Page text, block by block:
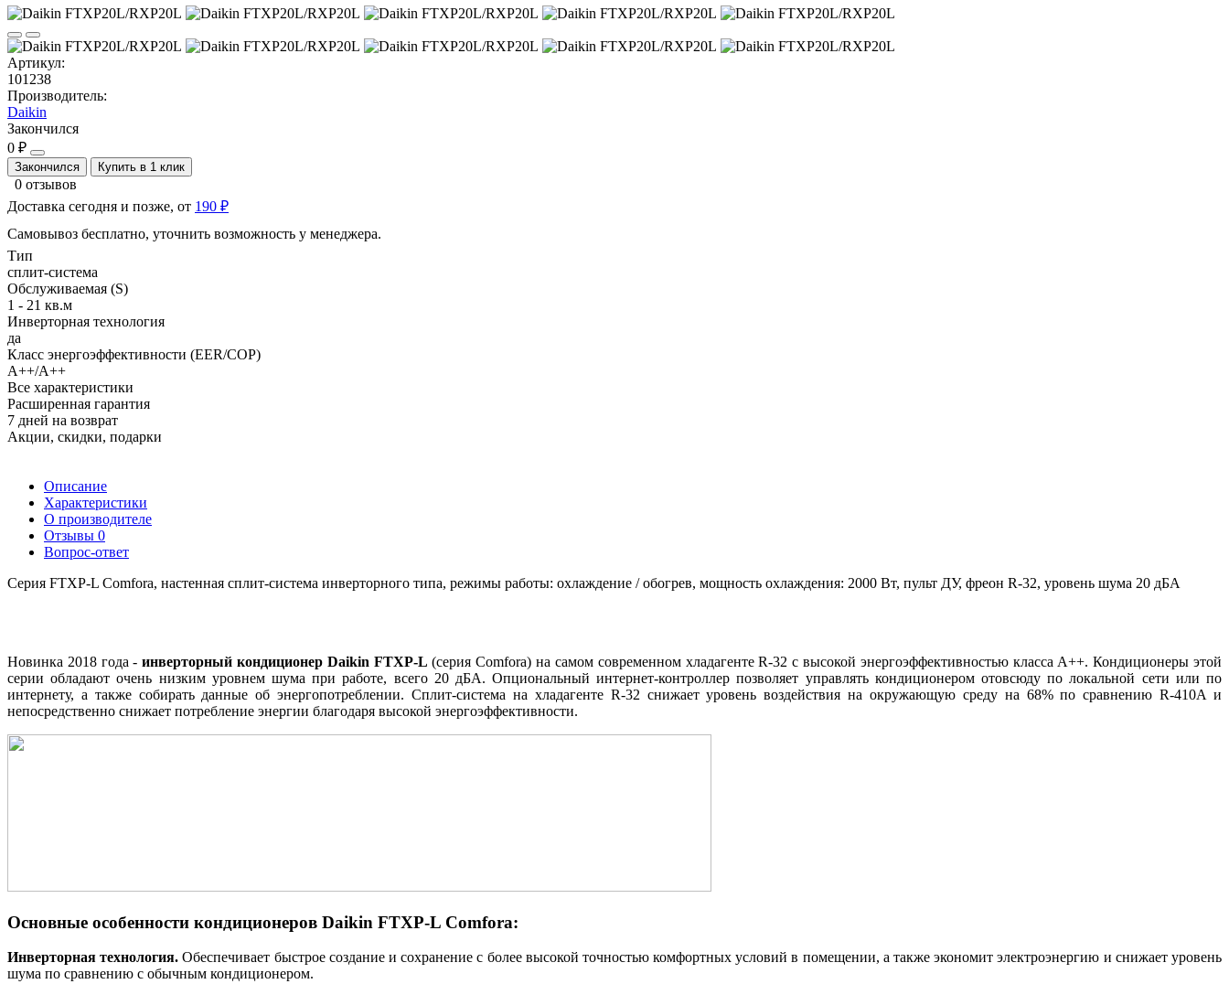
Артикул:
101238
Производитель:
Daikin
Закончился
0 ₽
Закончился Купить в 1 клик
0 отзывов
Доставка сегодня и позже, от 190 ₽
Самовывоз бесплатно, уточнить возможность у менеджера.
Тип
сплит-система
Обслуживаемая (S)
1 - 21 кв.м
Инверторная технология
да
Класс энергоэффективности (EER/COP)
A++/A++
Все характеристики
Расширенная гарантия
7 дней на возврат
Акции, скидки, подарки
Описание
Характеристики
О производителе
Отзывы 0
Вопрос-ответ
Серия FTXP-L Comfora, настенная сплит-система инверторного типа, режимы работы: охлаждение / обогрев, мощность охлаждения: 2000 Вт, пульт ДУ, фреон R-32, уровень шума 20 дБА
Новинка 2018 года -инверторный кондиционер Daikin FTXP-L (серия Comfora) на самом современном хладагенте R-32 с высокой энергоэффективностью класса А++. Кондиционеры этой
серии обладают очень низким уровнем шума при работе, всего 20 дБА. Опциональный интернет-контроллер позволяет управлять кондиционером отовсюду по локальной сети или по
интернету, а также собирать данные об энергопотреблении. Сплит-система на хладагенте R-32 снижает уровень воздействия на окружающую среду на 68% по сравнению R-410A и
непосредственно снижает потребление энергии благодаря высокой энергоэффективности.
Основные особенности кондиционеров Daikin FTXP-L Comfora:
Инверторная технология. Обеспечивает быстрое создание и сохранение с более высокой точностью комфортных условий в помещении, а также экономит электроэнергию и снижает уровень
шума по сравнению с обычным кондиционером.